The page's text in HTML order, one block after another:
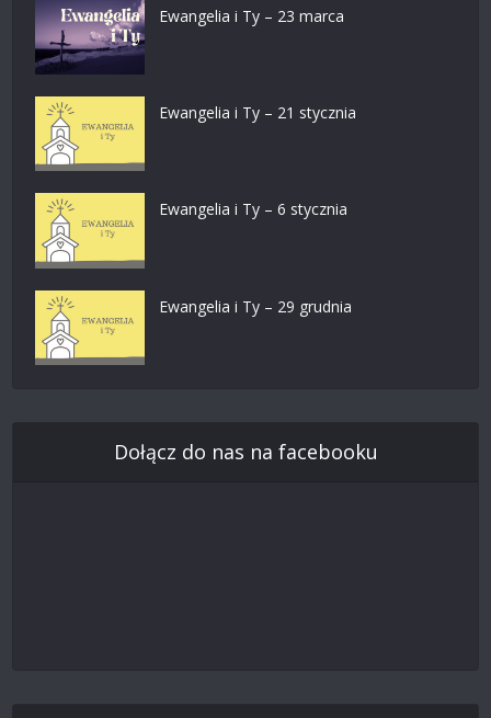
Ewangelia i Ty – 23 marca
Ewangelia i Ty – 21 stycznia
Ewangelia i Ty – 6 stycznia
Ewangelia i Ty – 29 grudnia
Dołącz do nas na facebooku